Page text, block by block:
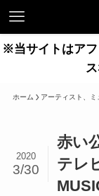
※当サイトはア
ホーム アーティスト、
赤い
テレ
2020
3/30